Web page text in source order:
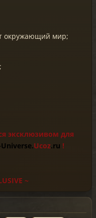
окружающий мир;
эксклюзивом для
Ucoz.ru !
~